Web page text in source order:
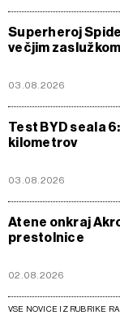
Superheroj
večjim
03.08.2026
Test BYD seala
kilometrov
03.08.2026
Atene onkraj
prestolnice
02.08.2026
VSE NOVICE IZ RUBRIKE